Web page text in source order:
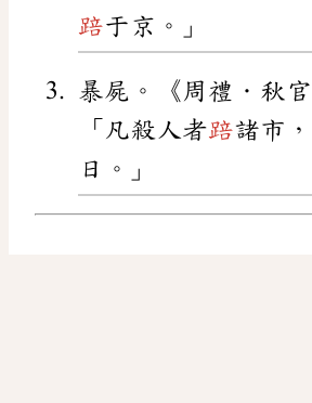
踣于京。」
暴屍。《周禮．秋
「凡殺人者踣諸市
日。」